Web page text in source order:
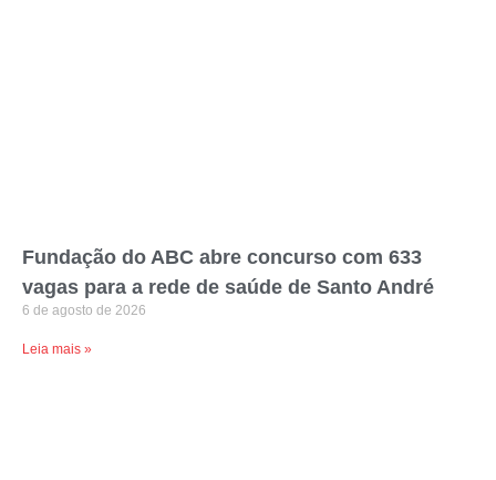
Fundação do ABC abre concurso com 633
vagas para a rede de saúde de Santo André
6 de agosto de 2026
Leia mais »